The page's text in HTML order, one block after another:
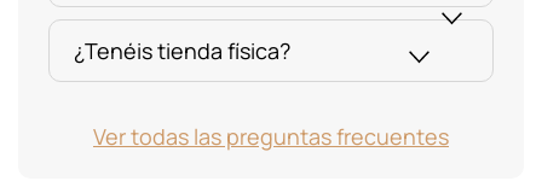
¿Tenéis tienda física?
Ver todas las preguntas frecuentes